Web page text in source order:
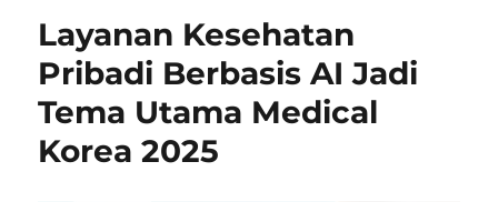
Layanan Kesehatan
Pribadi Berbasis AI Jadi
Tema Utama Medical
Korea 2025